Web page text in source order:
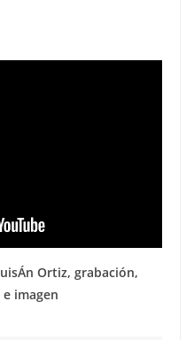
Ortiz, grabación,
imagen